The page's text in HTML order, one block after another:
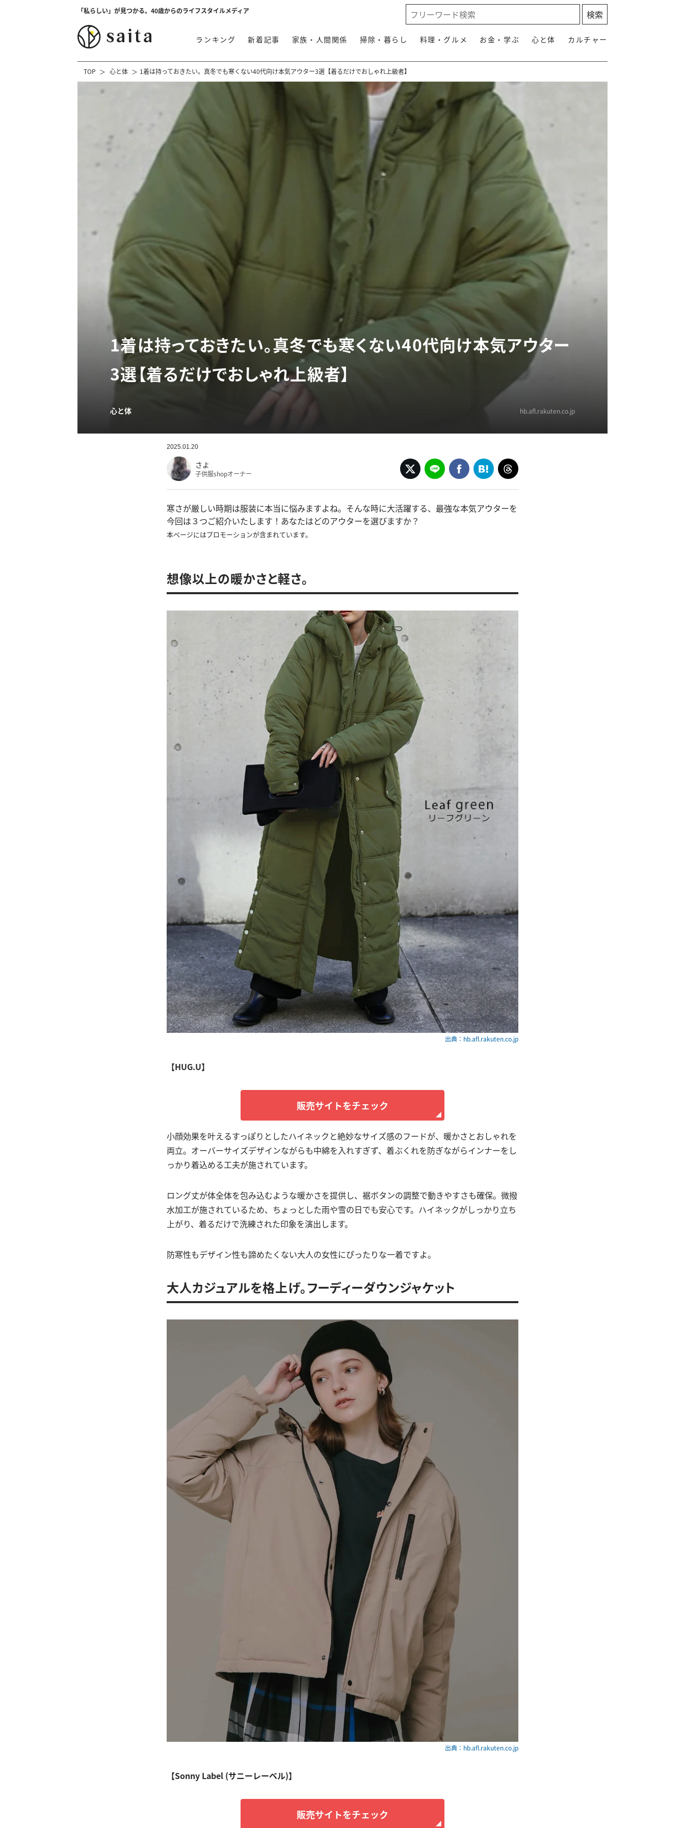
「私らしい」が見つかる。40歳からのライフスタイルメディア
ランキング 新着記事 家族・人間関係 掃除・暮らし 料理・グルメ お金・学ぶ 心と体 カルチャー
TOP 心と体 1着は持っておきたい。真冬でも寒くない40代向け本気アウター3選【着るだけでおしゃれ上級者】
1着は持っておきたい。真冬でも寒くない40代向け本気アウター
3選【着るだけでおしゃれ上級者】
心と体 hb.afl.rakuten.co.jp
2025.01.20
さよ
子供服shopオーナー
寒さが厳しい時期は服装に本当に悩みますよね。そんな時に大活躍する、最強な本気アウターを
今回は３つご紹介いたします！あなたはどのアウターを選びますか？
本ページにはプロモーションが含まれています。
想像以上の暖かさと軽さ。
出典：hb.afl.rakuten.co.jp
【HUG.U】
販売サイトをチェック
小顔効果を叶えるすっぽりとしたハイネックと絶妙なサイズ感のフードが、暖かさとおしゃれを
両立。オーバーサイズデザインながらも中綿を入れすぎず、着ぶくれを防ぎながらインナーをし
っかり着込める工夫が施されています。
ロング丈が体全体を包み込むような暖かさを提供し、裾ボタンの調整で動きやすさも確保。微撥
水加工が施されているため、ちょっとした雨や雪の日でも安心です。ハイネックがしっかり立ち
上がり、着るだけで洗練された印象を演出します。
防寒性もデザイン性も諦めたくない大人の女性にぴったりな一着ですよ。
大人カジュアルを格上げ。フーディーダウンジャケット
出典：hb.afl.rakuten.co.jp
【Sonny Label (サニーレーベル)】
販売サイトをチェック